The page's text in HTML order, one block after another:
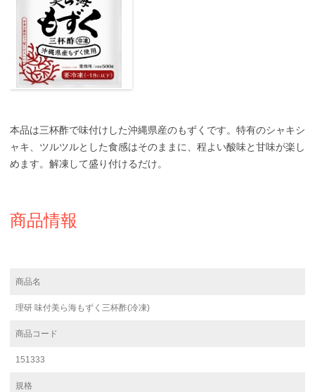
本品は三杯酢で味付けした沖縄県産のもずくです。特有のシャキシ
ャキ、ツルツルとした食感はそのままに、程よい酸味と甘味が楽し
めます。解凍して盛り付けるだけ。
商品情報
商品名
理研 味付美ら海もずく三杯酢(冷凍)
商品コード
151333
規格